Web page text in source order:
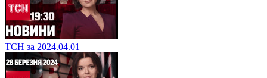
ТСН за 2024.04.01